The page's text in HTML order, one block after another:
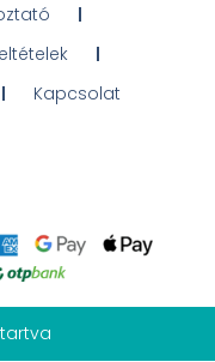
Kapcsolat